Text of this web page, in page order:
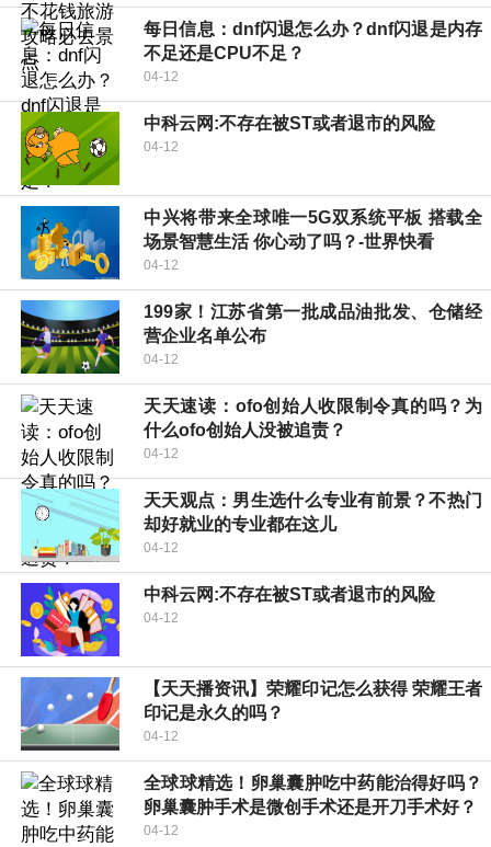
每日信息：dnf闪退怎么办？dnf闪退是内存
不足还是CPU不足？
04-12
中科云网:不存在被ST或者退市的风险
04-12
中兴将带来全球唯一5G双系统平板 搭载全
场景智慧生活 你心动了吗？-世界快看
04-12
199家！江苏省第一批成品油批发、仓储经
营企业名单公布
04-12
天天速读：ofo创始人收限制令真的吗？为
什么ofo创始人没被追责？
04-12
天天观点：男生选什么专业有前景？不热门
却好就业的专业都在这儿
04-12
中科云网:不存在被ST或者退市的风险
04-12
【天天播资讯】荣耀印记怎么获得 荣耀王者
印记是永久的吗？
04-12
全球球精选！卵巢囊肿吃中药能治得好吗？
卵巢囊肿手术是微创手术还是开刀手术好？
04-12